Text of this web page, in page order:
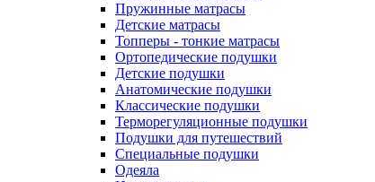
Пружинные матрасы
Детские матрасы
Топперы - тонкие матрасы
Ортопедические подушки
Детские подушки
Анатомические подушки
Классические подушки
Терморегуляционные подушки
Подушки для путешествий
Специальные подушки
Одеяла